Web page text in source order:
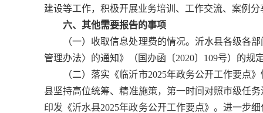
建设等工作，积极开展业务培训、工作交流、案例
六、其他需要报告的事项
（一）收取信息处理费的情况。沂水县各级各
管理办法〉的通知》（国办函〔2020〕109号）的规
（二）落实《临沂市2025年政务公开工作要点
县坚持高位统筹、精准施策，第一时间对照市级任
印发《沂水县2025年政务公开工作要点》。进一步